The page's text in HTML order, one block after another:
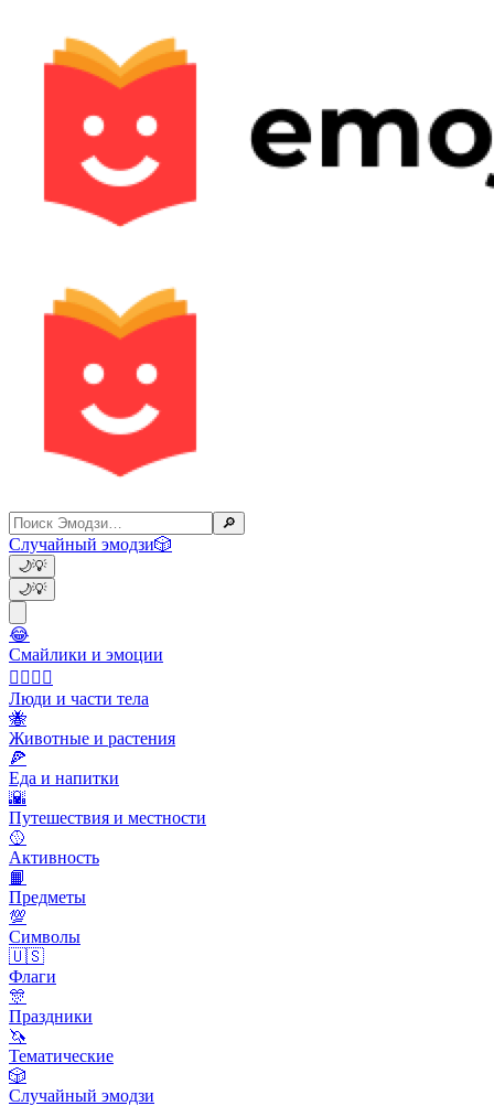
🔎
Случайный эмодзи🎲
🌙💡
🌙💡
😂
Смайлики и эмоции
👩‍❤️‍💋‍👨
Люди и части тела
🐝
Животные и растения
🍕
Еда и напитки
🌇
Путешествия и местности
🥎
Активность
📙
Предметы
💯
Символы
🇺🇸
Флаги
🎊
Праздники
🦄
Тематические
🎲
Случайный эмодзи